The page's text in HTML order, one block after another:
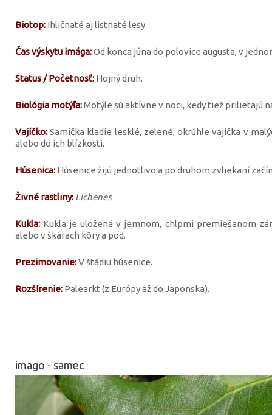
Biotop: Ihličnaté aj listnaté lesy.
Čas výskytu imága:Od konca júna do polovice augusta, v
Status / Početnosť: Hojný druh.
Biológia motýľa:Motýle sú aktívne v noci, kedy tiež prilietajú
Vajíčko: Samička kladie lesklé, zelené, okrúhle vajíčka v
alebo do ich blízkosti.
Húsenica: Húsenice žijú jednotlivo a po druhom zvliekaní
Živné rastliny: Lichenes
Kukla: Kukla je uložená v jemnom, chlpmi premiešanom
alebo v škárach kôry a pod.
Prezimovanie:V štádiu húsenice.
Rozšírenie: Palearkt (z Európy až do Japonska).
imago - samec